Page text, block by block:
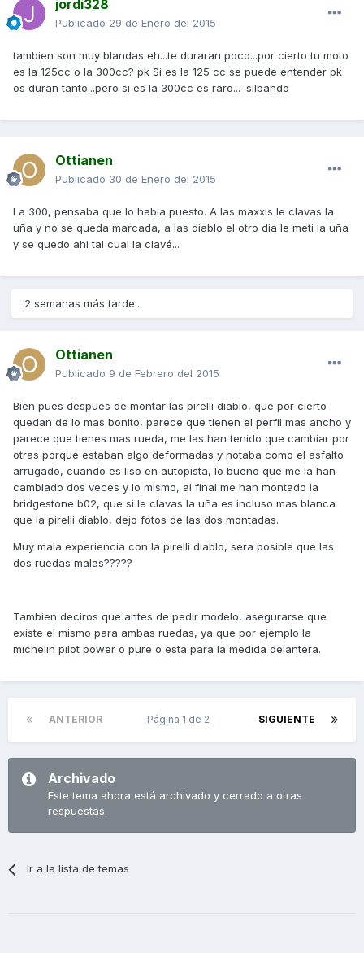
jordi328
Publicado 29 de Enero del 2015
tambien son muy blandas eh...te duraran poco...por cierto tu moto
es la 125cc o la 300cc? pk Si es la 125 cc se puede entender pk
os duran tanto...pero si es la 300cc es raro... :silbando
Ottianen
Publicado 30 de Enero del 2015
La 300, pensaba que lo habia puesto. A las maxxis le clavas la
uña y no se queda marcada, a las diablo el otro dia le meti la uña
y se quedo ahi tal cual la clavé...
2 semanas más tarde...
Ottianen
Publicado 9 de Febrero del 2015
Bien pues despues de montar las pirelli diablo, que por cierto
quedan de lo mas bonito, parece que tienen el perfil mas ancho y
parece que tienes mas rueda, me las han tenido que cambiar por
otras porque estaban algo deformadas y notaba como el asfalto
arrugado, cuando es liso en autopista, lo bueno que me la han
cambiado dos veces y lo mismo, al final me han montado la
bridgestone b02, que si le clavas la uña es incluso mas blanca
que la pirelli diablo, dejo fotos de las dos montadas.
Muy mala experiencia con la pirelli diablo, sera posible que las
dos ruedas malas?????
Tambien deciros que antes de pedir modelo, asegurarse que
existe el mismo para ambas ruedas, ya que por ejemplo la
michelin pilot power o pure o esta para la medida delantera.
ANTERIOR SIGUIENTE
Página 1 de 2
Archivado
Este tema ahora está archivado y cerrado a otras
respuestas.
Ir a la lista de temas